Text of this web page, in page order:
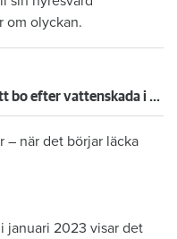
om olyckan.
600 kronor dyrare att bo efter vattenskada i Varberg
– när det börjar läcka
januari 2023 visar det